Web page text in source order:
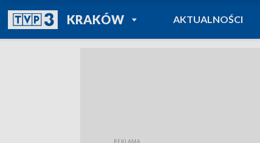
KRAKÓWPOWRÓT DO
TVP REGIONY
AKTUALNOŚCI